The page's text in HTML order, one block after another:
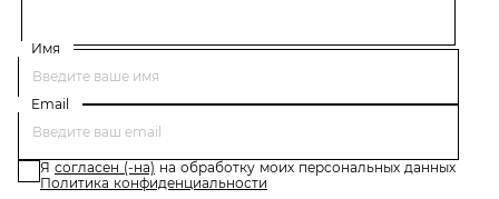
Имя
Email
Я согласен (-на) на обработку моих персональных данных
Политика конфиденциальности